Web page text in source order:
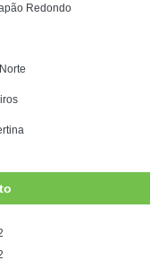
Redondo